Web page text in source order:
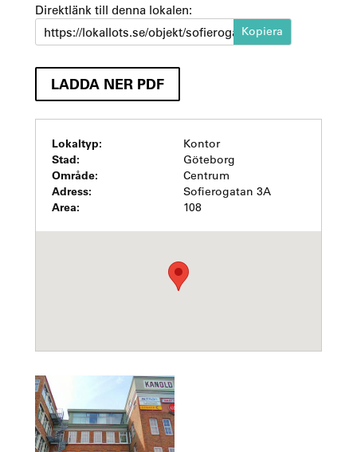
Direktlänk till denna lokalen:
https://lokallots.se/objekt/sofierogatan-3a-1
LADDA NER PDF
Lokaltyp: Kontor
Stad: Göteborg
Område: Centrum
Adress: Sofierogatan 3A
Area: 108